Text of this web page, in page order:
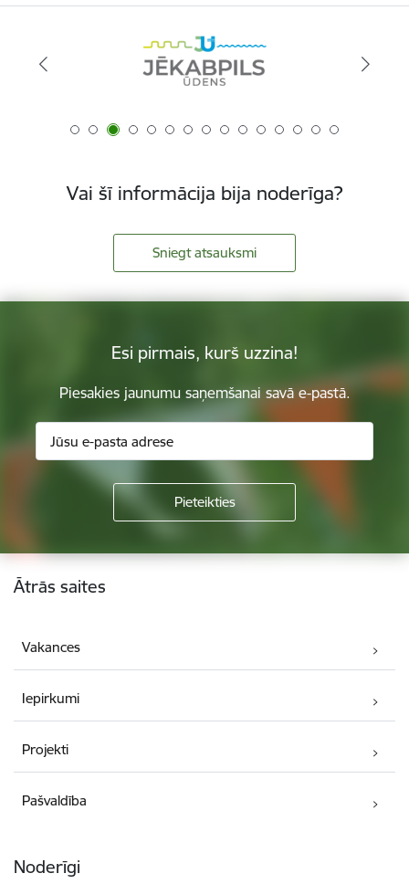
Vai šī informācija bija noderīga?
Sniegt atsauksmi
Esi pirmais, kurš uzzina!
Piesakies jaunumu saņemšanai savā e-pastā.
Kājene
Ātrās saites
Vakances
Iepirkumi
Projekti
Pašvaldība
Noderīgi